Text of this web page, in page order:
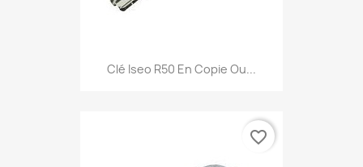
Clé Iseo R50 En Copie Ou...
favorite_border